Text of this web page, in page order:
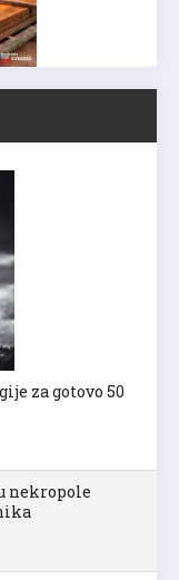
za gotovo 50
nekropole